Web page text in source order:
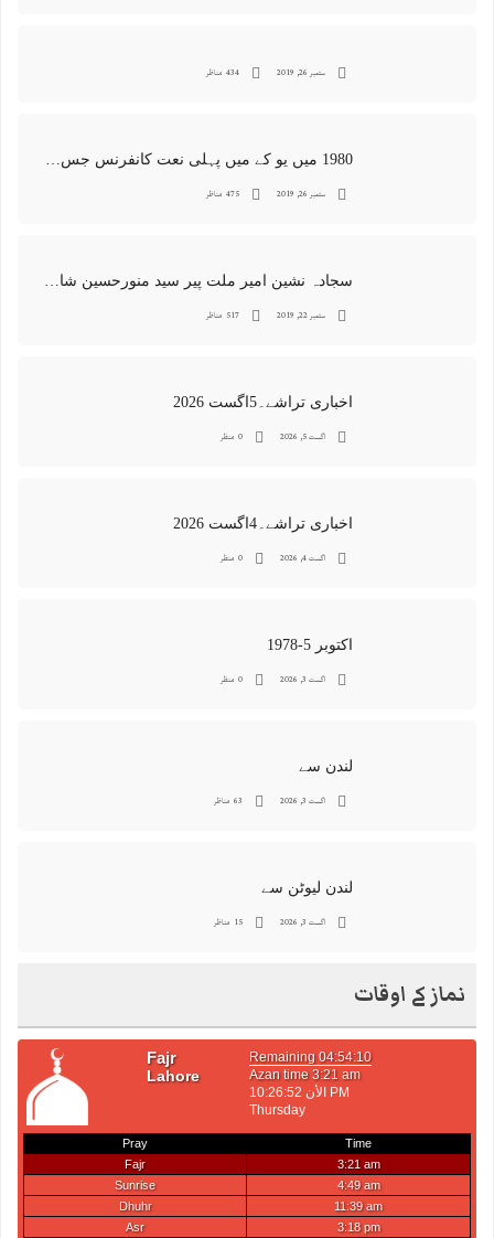
ستمبر 26, 2019 434 مناظر
ستمبر 26, 2019 475 مناظر
ستمبر 22, 2019 517 مناظر
اخباری تراشے۔5اگست 2026
اگست 5, 2026 0 منظر
اخباری تراشے۔4اگست 2026
اگست 4, 2026 0 منظر
اکتوبر 5-1978
اگست 3, 2026 0 منظر
لندن سے
اگست 3, 2026 63 مناظر
لندن لیوٹن سے
اگست 3, 2026 15 مناظر
نماز کے اوقات